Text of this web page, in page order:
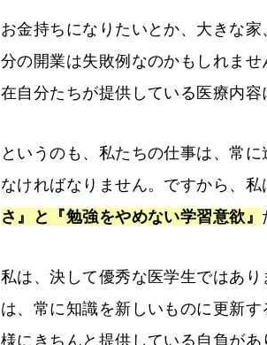
お金持ちになりたいとか、大きな
分の開業は失敗例なのかもしれま
在自分たちが提供している医療内容
というのも、私たちの仕事は、常
なければなりません。ですから、
さ』と『勉強をやめない学習意欲』
私は、決して優秀な医学生ではあ
は、常に知識を新しいものに更新
様にきちんと提供している自負があ